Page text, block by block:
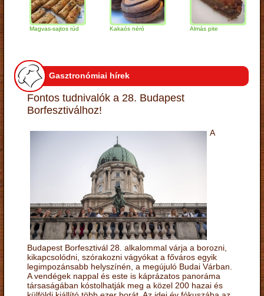
Magvas-sajtos rúd Kakaós néró Almás pite
Gasztronómiai hírek
Fontos tudnivalók a 28. Budapest
Borfesztiválhoz!
A
Budapest Borfesztivál 28. alkalommal várja a borozni,
kikapcsolódni, szórakozni vágyókat a főváros egyik
legimpozánsabb helyszínén, a megújuló Budai Várban.
A vendégek nappal és este is káprázatos panoráma
társaságában kóstolhatják meg a közel 200 hazai és